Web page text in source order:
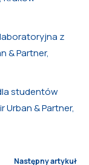
z
& Partner,
studentów
Urban & Partner,
Następny artykuł